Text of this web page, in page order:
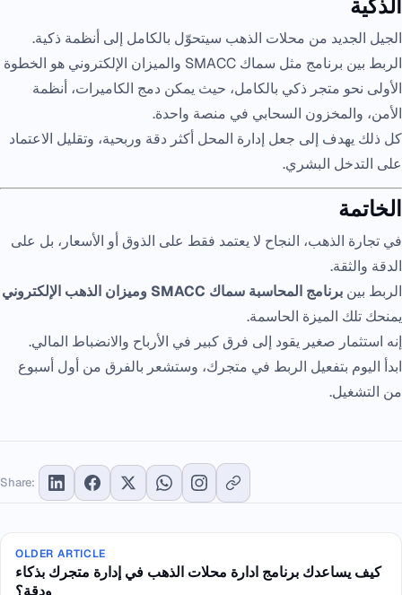
الذكية
الجيل الجديد من محلات الذهب سيتحوّل بالكامل إلى أنظمة ذكية.
الربط بين برنامج مثل سماك SMACC والميزان الإلكتروني هو الخطوة
الأولى نحو متجر ذكي بالكامل، حيث يمكن دمج الكاميرات، أنظمة
الأمن، والمخزون السحابي في منصة واحدة.
كل ذلك يهدف إلى جعل إدارة المحل أكثر دقة وربحية، وتقليل الاعتماد
على التدخل البشري.
الخاتمة
في تجارة الذهب، النجاح لا يعتمد فقط على الذوق أو الأسعار، بل على
الدقة والثقة.
الربط بين برنامج المحاسبة سماك SMACC وميزان الذهب الإلكتروني
يمنحك تلك الميزة الحاسمة.
إنه استثمار صغير يقود إلى فرق كبير في الأرباح والانضباط المالي.
ابدأ اليوم بتفعيل الربط في متجرك، وستشعر بالفرق من أول أسبوع
من التشغيل.
Share:
OLDER ARTICLE
كيف يساعدك برنامج ادارة محلات الذهب في إدارة متجرك بذكاء
ودقة؟